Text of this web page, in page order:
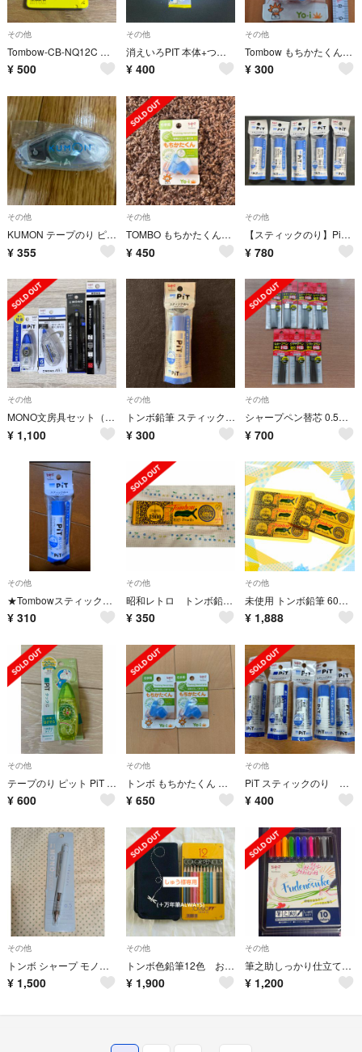
その他
Tombow-CB-NQ12C 色鉛筆
¥ 500
その他
消えいろPIT 本体+つめ替え用4本のセット 新品
¥ 400
その他
Tombow もちかたくん 鉛筆持ち方練習用
¥ 300
その他
KUMON テープのり ピットエアー
¥ 355
その他
TOMBO もちかたくん 右手用
¥ 450
その他
【スティックのり】PiT消えいろ×5個
¥ 780
その他
MONO文房具セット（消しゴム、修正テープ、テープのり、シャープペンシル）
¥ 1,100
その他
トンボ鉛筆 スティックのり 消えいろピットS
¥ 300
その他
シャープペン替芯 0.5mm ×6cm HB 60本入り×7袋 トンボ鉛筆
¥ 700
その他
★Tombowスティックのり
¥ 310
その他
昭和レトロ トンボ鉛筆 TOMBOW 8900 HB 1ダース
¥ 350
その他
未使用 トンボ鉛筆 60本セット H 5ダース 筆記用具 勉強 えんぴつ 学習
¥ 1,888
その他
テープのり ピット PiT タックC 限定 ドラえもん
¥ 600
その他
トンボ もちかたくん 右手用 ND-KYR(1コ入) 2個セット
¥ 650
その他
PiT スティックのり 5本セット
¥ 400
その他
トンボ シャープ モノグラフ DPA-136I
¥ 1,500
その他
トンボ色鉛筆12色 おでかケース付＋万年筆ALWAYS
¥ 1,900
その他
筆之助しっかり仕立て10C WS-BH10C
¥ 1,200